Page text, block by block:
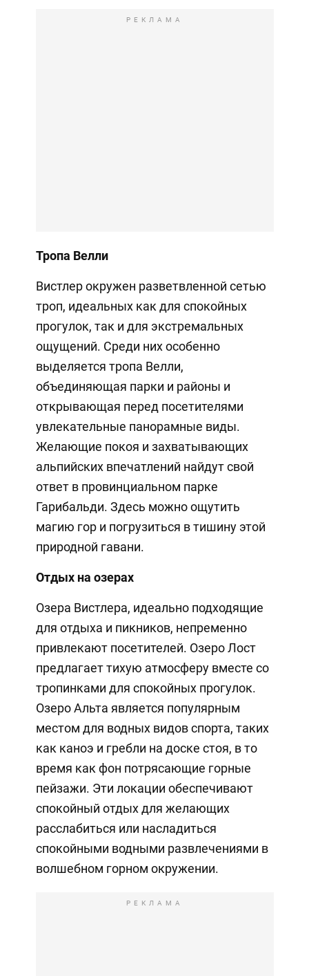
РЕКЛАМА
Тропа Велли
Вистлер окружен разветвленной сетью
троп, идеальных как для спокойных
прогулок, так и для экстремальных
ощущений. Среди них особенно
выделяется тропа Велли,
объединяющая парки и районы и
открывающая перед посетителями
увлекательные панорамные виды.
Желающие покоя и захватывающих
альпийских впечатлений найдут свой
ответ в провинциальном парке
Гарибальди. Здесь можно ощутить
магию гор и погрузиться в тишину этой
природной гавани.
Отдых на озерах
Озера Вистлера, идеально подходящие
для отдыха и пикников, непременно
привлекают посетителей. Озеро Лост
предлагает тихую атмосферу вместе со
тропинками для спокойных прогулок.
Озеро Альта является популярным
местом для водных видов спорта, таких
как каноэ и гребли на доске стоя, в то
время как фон потрясающие горные
пейзажи. Эти локации обеспечивают
спокойный отдых для желающих
расслабиться или насладиться
спокойными водными развлечениями в
волшебном горном окружении.
РЕКЛАМА